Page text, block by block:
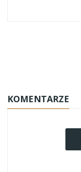
KOMENTARZE